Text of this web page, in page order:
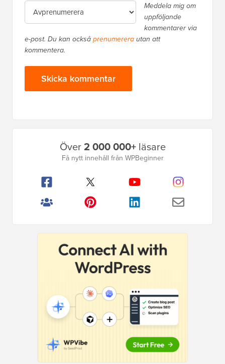
Meddela mig om
uppföljande
kommentarer via
e-post. Du kan ocksåprenumererautan att
kommentera.
Över2 000 000+läsare
Få nytt innehåll från WPBeginner